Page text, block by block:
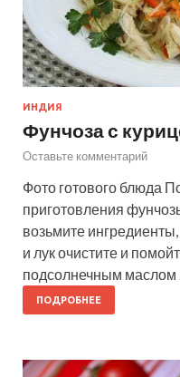
ИНДИЯ
Фунчоза с
Оставьте комментарий
Фото готового блюда
приготовления
возьмите
и лук очистите и
подсолнечным маслом
ПОДРОБНЕЕ